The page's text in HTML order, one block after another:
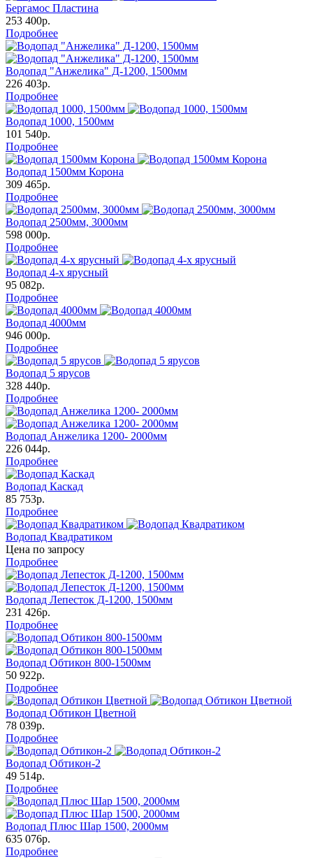
Бергамос Пластина
253 400р.
Подробнее
Водопад "Анжелика" Д-1200, 1500мм
226 403р.
Подробнее
Водопад 1000, 1500мм
101 540р.
Подробнее
Водопад 1500мм Корона
309 465р.
Подробнее
Водопад 2500мм, 3000мм
598 000р.
Подробнее
Водопад 4-х ярусный
95 082р.
Подробнее
Водопад 4000мм
946 000р.
Подробнее
Водопад 5 ярусов
328 440р.
Подробнее
Водопад Анжелика 1200- 2000мм
226 044р.
Подробнее
Водопад Каскад
85 753р.
Подробнее
Водопад Квадратиком
Цена по запросу
Подробнее
Водопад Лепесток Д-1200, 1500мм
231 426р.
Подробнее
Водопад Обтикон 800-1500мм
50 922р.
Подробнее
Водопад Обтикон Цветной
78 039р.
Подробнее
Водопад Обтикон-2
49 514р.
Подробнее
Водопад Плюс Шар 1500, 2000мм
635 076р.
Подробнее